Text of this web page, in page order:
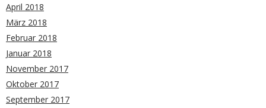
April 2018
März 2018
Februar 2018
Januar 2018
November 2017
Oktober 2017
September 2017